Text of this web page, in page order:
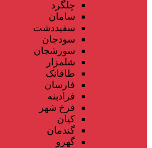
چلگرد
سامان
سفیددشت
سودجان
سورشجان
شلمزار
طاقانک
فارسان
فرادبنه
فرخ شهر
کیان
گندمان
گهرو